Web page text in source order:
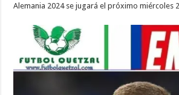
Alemania 2024 se jugará el próximo miércoles